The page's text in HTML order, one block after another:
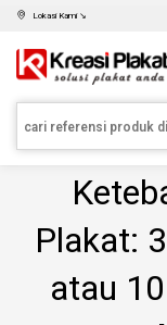
Lokasi Kami ↘
Plakat:
atau